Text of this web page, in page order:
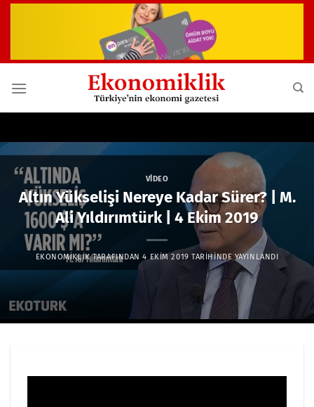
VIDEO
Altın Yükselişi Nereye Kadar Sürer? | M.
Ali Yıldırımtürk | 4 Ekim 2019
EKONOMIKLIKTARAFINDAN 4 EKIM 2019 TARIHINDE YAYINLANDI